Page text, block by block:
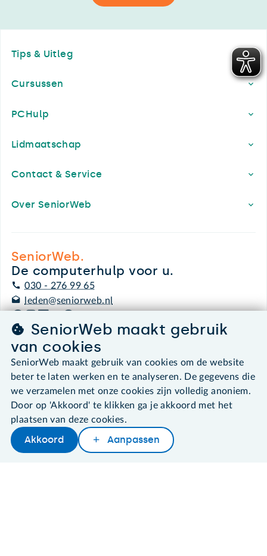
Later lezen Delen Woordenboek
Tips & Uitleg
Cursussen
PCHulp
Lidmaatschap
Contact & Service
Over SeniorWeb
SeniorWeb.
De computerhulp voor u.
030 - 276 99 65
leden@seniorweb.nl
©2026 SeniorWeb
Algemene voorwaarden
Cookies en cookie-instellingen
Disclaimer
Privacybeleid
About SeniorWeb
SeniorWeb maakt gebruik
van cookies
SeniorWeb maakt gebruik van cookies om de website
beter te laten werken en te analyseren. De gegevens die
we verzamelen met onze cookies zijn volledig anoniem.
Door op 'Akkoord' te klikken ga je akkoord met het
plaatsen van deze cookies.
Akkoord Aanpassen